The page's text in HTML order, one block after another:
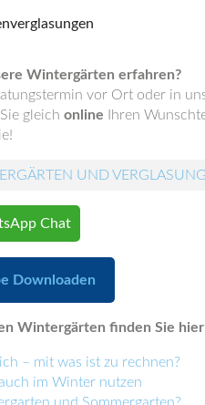
Wintergärten erfahren?
vor Ort oder in
gleich online Ihren
UND
Chat
Downloaden
Wintergärten finden Sie
– mit was ist zu rechnen?
im Winter nutzen